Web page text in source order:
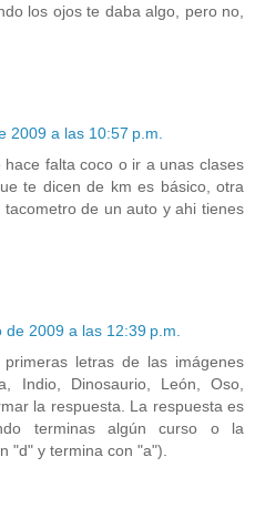
los ojos te daba algo, pero no,
2009 a las 10:57 p.m.
falta coco o ir a unas clases
te dicen de km es básico, otra
de un auto y ahi tienes
2009 a las 12:39 p.m.
letras de las imágenes
Indio, Dinosaurio, León, Oso,
la respuesta. La respuesta es
terminas algún curso o la
"d" y termina con "a").